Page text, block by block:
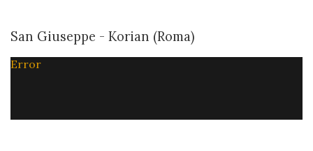
San Giuseppe - Korian (Roma)
Error